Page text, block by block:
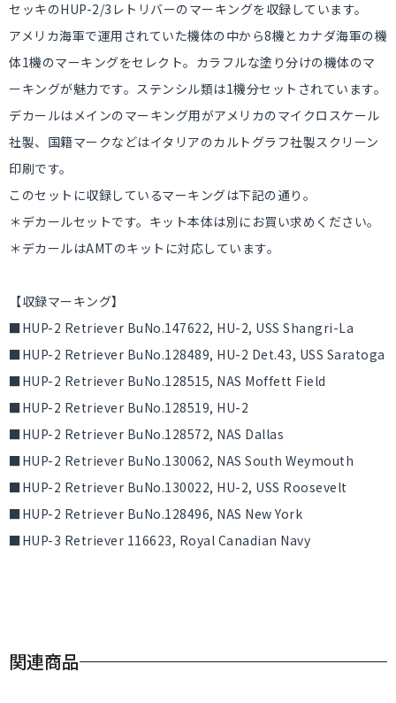
セッキのHUP-2/3レトリバーのマーキングを収録しています。
アメリカ海軍で運用されていた機体の中から8機とカナダ海軍の機
体1機のマーキングをセレクト。カラフルな塗り分けの機体のマ
ーキングが魅力です。ステンシル類は1機分セットされています。
デカールはメインのマーキング用がアメリカのマイクロスケール
社製、国籍マークなどはイタリアのカルトグラフ社製スクリーン
印刷です。
このセットに収録しているマーキングは下記の通り。
＊デカールセットです。キット本体は別にお買い求めください。
＊デカールはAMTのキットに対応しています。
【収録マーキング】
■HUP-2 Retriever BuNo.147622, HU-2, USS Shangri-La
■HUP-2 Retriever BuNo.128489, HU-2 Det.43, USS Saratoga
■HUP-2 Retriever BuNo.128515, NAS Moffett Field
■HUP-2 Retriever BuNo.128519, HU-2
■HUP-2 Retriever BuNo.128572, NAS Dallas
■HUP-2 Retriever BuNo.130062, NAS South Weymouth
■HUP-2 Retriever BuNo.130022, HU-2, USS Roosevelt
■HUP-2 Retriever BuNo.128496, NAS New York
■HUP-3 Retriever 116623, Royal Canadian Navy
関連商品